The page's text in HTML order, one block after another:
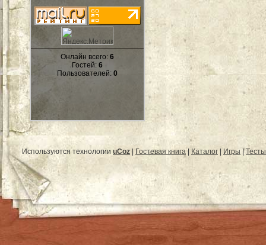
Онлайн всего: 6
Гостей: 6
Пользователей: 0
Используются технологии uCoz Гостевая книга| Каталог Игры |Тесты